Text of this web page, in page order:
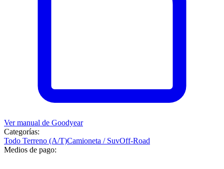
Ver manual de Goodyear
Categorías:
Todo Terreno (A/T)Camioneta / SuvOff-Road
Medios de pago: